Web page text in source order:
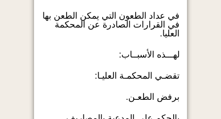
في عداد الطعون التي يمكن الطعن بها
في القرارات الصادرة عن المحكمة
العليا.
لهـــذه الأسبــاب:
تقضـي المحكمـة العليـا:
برفض الطعـن.